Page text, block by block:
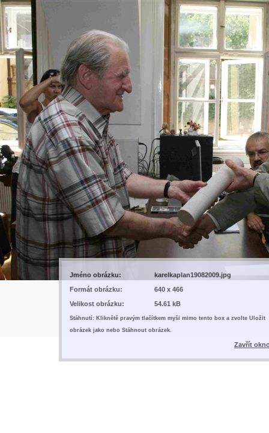
Jméno obrázku:
karelkaplan19082009.jpg
Formát obrázku:
640 x 466
Velikost obrázku:
54.61 kB
Stáhnutí: Kliknětě pravým tlačítkem myši mimo tento box a zvolte Uložit
obrázek jako nebo Stáhnout obrázek.
Zavřít